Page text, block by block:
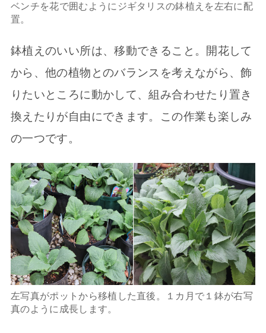
ベンチを花で囲むようにジギタリスの鉢植えを左右に配
置。
鉢植えのいい所は、移動できること。開花して
から、他の植物とのバランスを考えながら、飾
りたいところに動かして、組み合わせたり置き
換えたりが自由にできます。この作業も楽しみ
の一つです。
左写真がポットから移植した直後。１カ月で１鉢が右写
真のように成長します。